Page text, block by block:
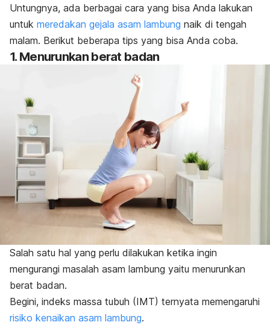
Untungnya, ada berbagai cara yang bisa Anda lakukan
untuk meredakan gejala asam lambung naik di tengah
malam. Berikut beberapa tips yang bisa Anda coba.
1. Menurunkan berat badan
Salah satu hal yang perlu dilakukan ketika ingin
mengurangi masalah asam lambung yaitu menurunkan
berat badan.
Begini, indeks massa tubuh (IMT) ternyata memengaruhi
risiko kenaikan asam lambung.